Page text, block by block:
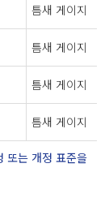
틈새 게이지
틈새 게이지
틈새 게이지
틈새 게이지
또는 개정 표준을